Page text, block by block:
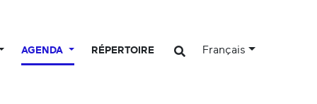
AGENDA RÉPERTOIRE Français